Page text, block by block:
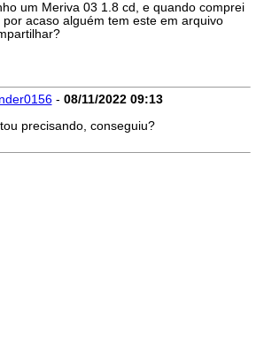
um Meriva 03 1.8 cd, e quando comprei
acaso alguém tem este em arquivo
- 08/11/2022 09:13
precisando, conseguiu?